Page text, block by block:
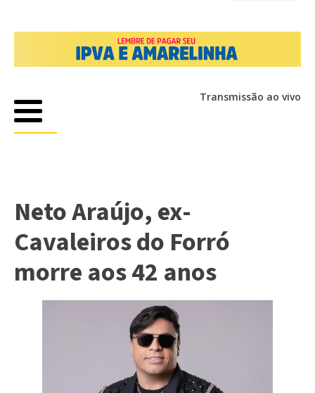
Transmissão ao vivo
Neto Araújo, ex-
Cavaleiros do Forró
morre aos 42 anos